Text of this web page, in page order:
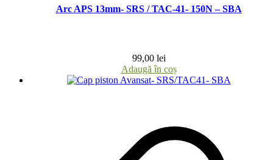
Arc APS 13mm- SRS / TAC-41- 150N – SBA
99,00 lei
Adaugă în coș